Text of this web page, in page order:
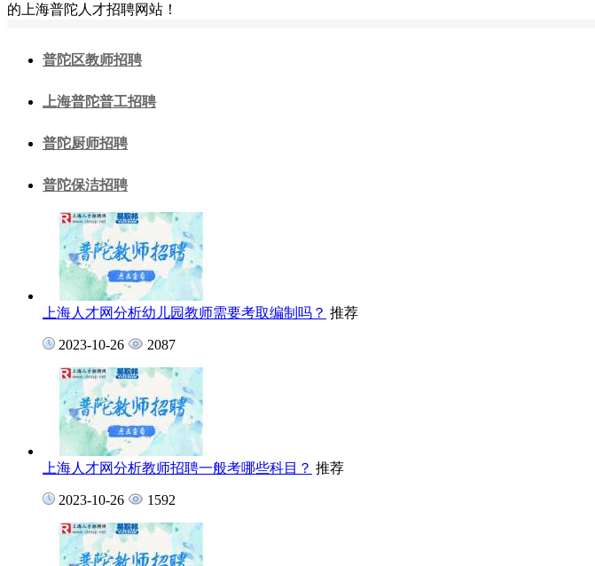
的上海普陀人才招聘网站！
普陀区教师招聘
上海普陀普工招聘
普陀厨师招聘
普陀保洁招聘
上海人才网分析幼儿园教师需要考取编制吗？ 推荐
2023-10-26 2087
上海人才网分析教师招聘一般考哪些科目？ 推荐
2023-10-26 1592